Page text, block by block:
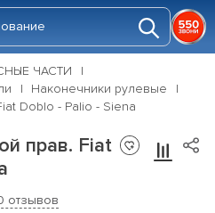
ЧАСТИ
Наконечники рулевые
Doblo - Palio - Siena
прав. Fiat
отзывов